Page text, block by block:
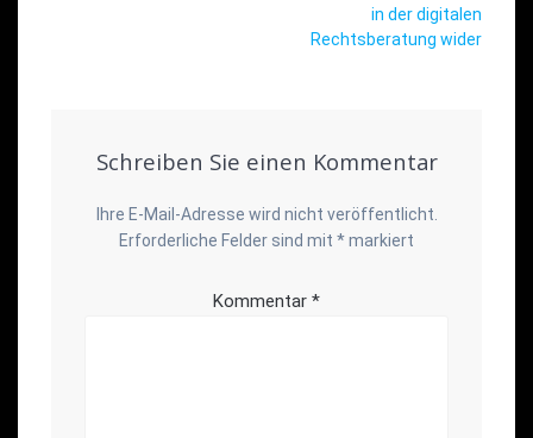
in der digitalen
Rechtsberatung wider
Schreiben Sie einen Kommentar
Ihre E-Mail-Adresse wird nicht veröffentlicht.
Erforderliche Felder sind mit *markiert
Kommentar *